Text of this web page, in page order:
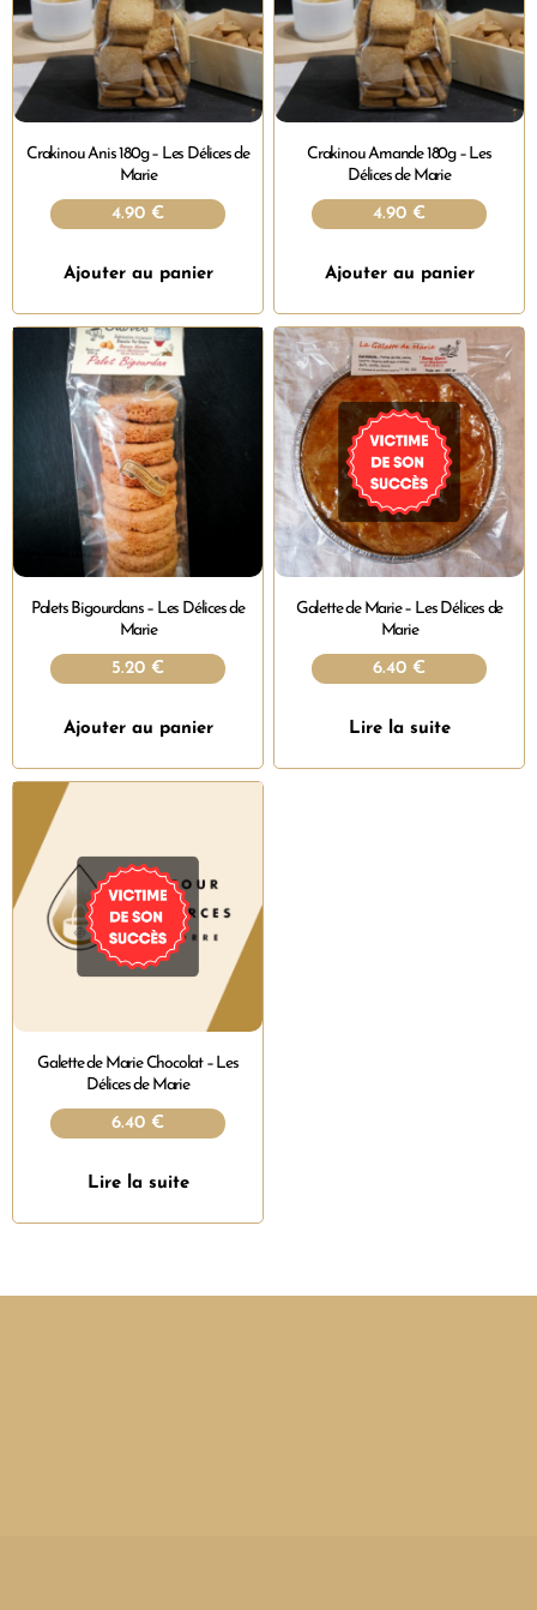
Crakinou Anis 180g – Les Délices de
Marie
4.90 €
Ajouter au panier
Crakinou Amande 180g – Les
Délices de Marie
4.90 €
Ajouter au panier
Palets Bigourdans – Les Délices de
Marie
5.20 €
Ajouter au panier
Galette de Marie – Les Délices de
Marie
6.40 €
Lire la suite
Galette de Marie Chocolat – Les
Délices de Marie
6.40 €
Lire la suite